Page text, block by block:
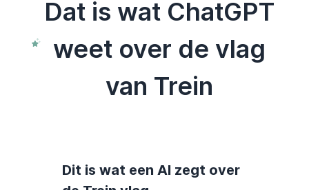
Dat is wat ChatGPT
weet over de vlag
van Trein
Dit is wat een AI zegt over